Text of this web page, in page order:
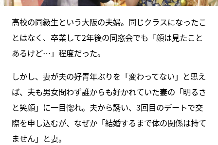
高校の同級生という大阪の夫婦。同じクラスになったこ
とはなく、卒業して2年後の同窓会でも「顔は見たこと
あるけど…」程度だった。
しかし、妻が夫の好青年ぶりを「変わってない」と思え
ば、夫も男女問わず誰からも好かれていた妻の「明るさ
と笑顔」に一目惚れ。夫から誘い、3回目のデートで交
際を申し込むが、なぜか「結婚するまで体の関係は持て
ません」と妻。